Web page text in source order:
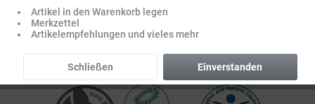
Artikel in den Warenkorb legen
Merkzettel
Artikelempfehlungen und vieles mehr
Einverstanden
Schließen